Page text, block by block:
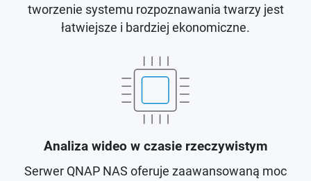
tworzenie systemu rozpoznawania twarzy jest
łatwiejsze i bardziej ekonomiczne.
Analiza wideo w czasie rzeczywistym
Serwer QNAP NAS oferuje zaawansowaną moc